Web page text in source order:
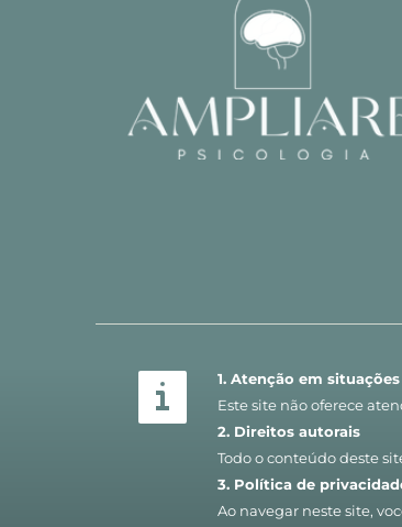
1. Atenção em
Este site não oferece
2. Direitos autorais
Todo o conteúdo deste
3. Política de
Ao navegar neste site,